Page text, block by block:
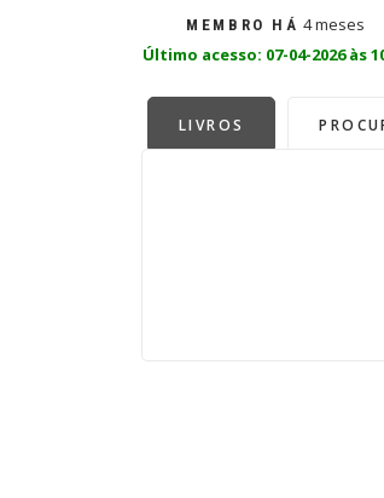
MEMBRO HÁ 4 meses
Último acesso: 07-04-2026 às
LIVROS